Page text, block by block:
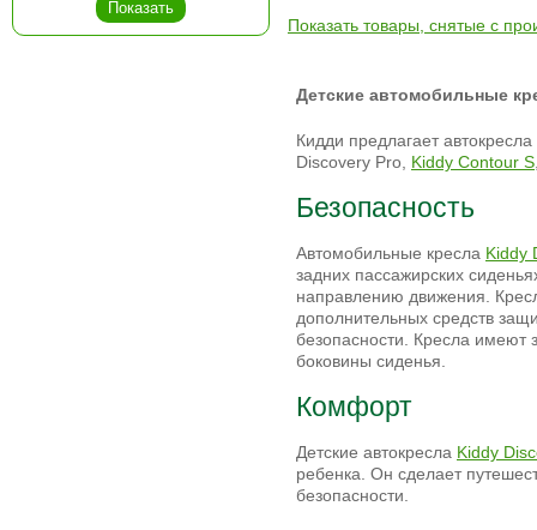
Показать товары, снятые с
Детские автомобильные
Кидди предлагает
Discovery Pro, Kiddy Contour S
Безопасность
Автомобильные кресла Kiddy
задних пассажирских
направлению движения.
дополнительных средств
безопасности. Кресла имеют
боковины сиденья.
Комфорт
Детские автокресла Kiddy
ребенка. Он сделает
безопасности.